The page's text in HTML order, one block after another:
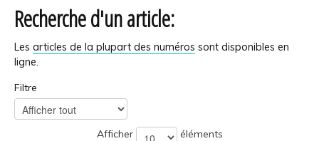
Recherche d'un article:
Les articles de la plupart des numéros sont disponibles en
ligne.
Filtre
Afficher éléments